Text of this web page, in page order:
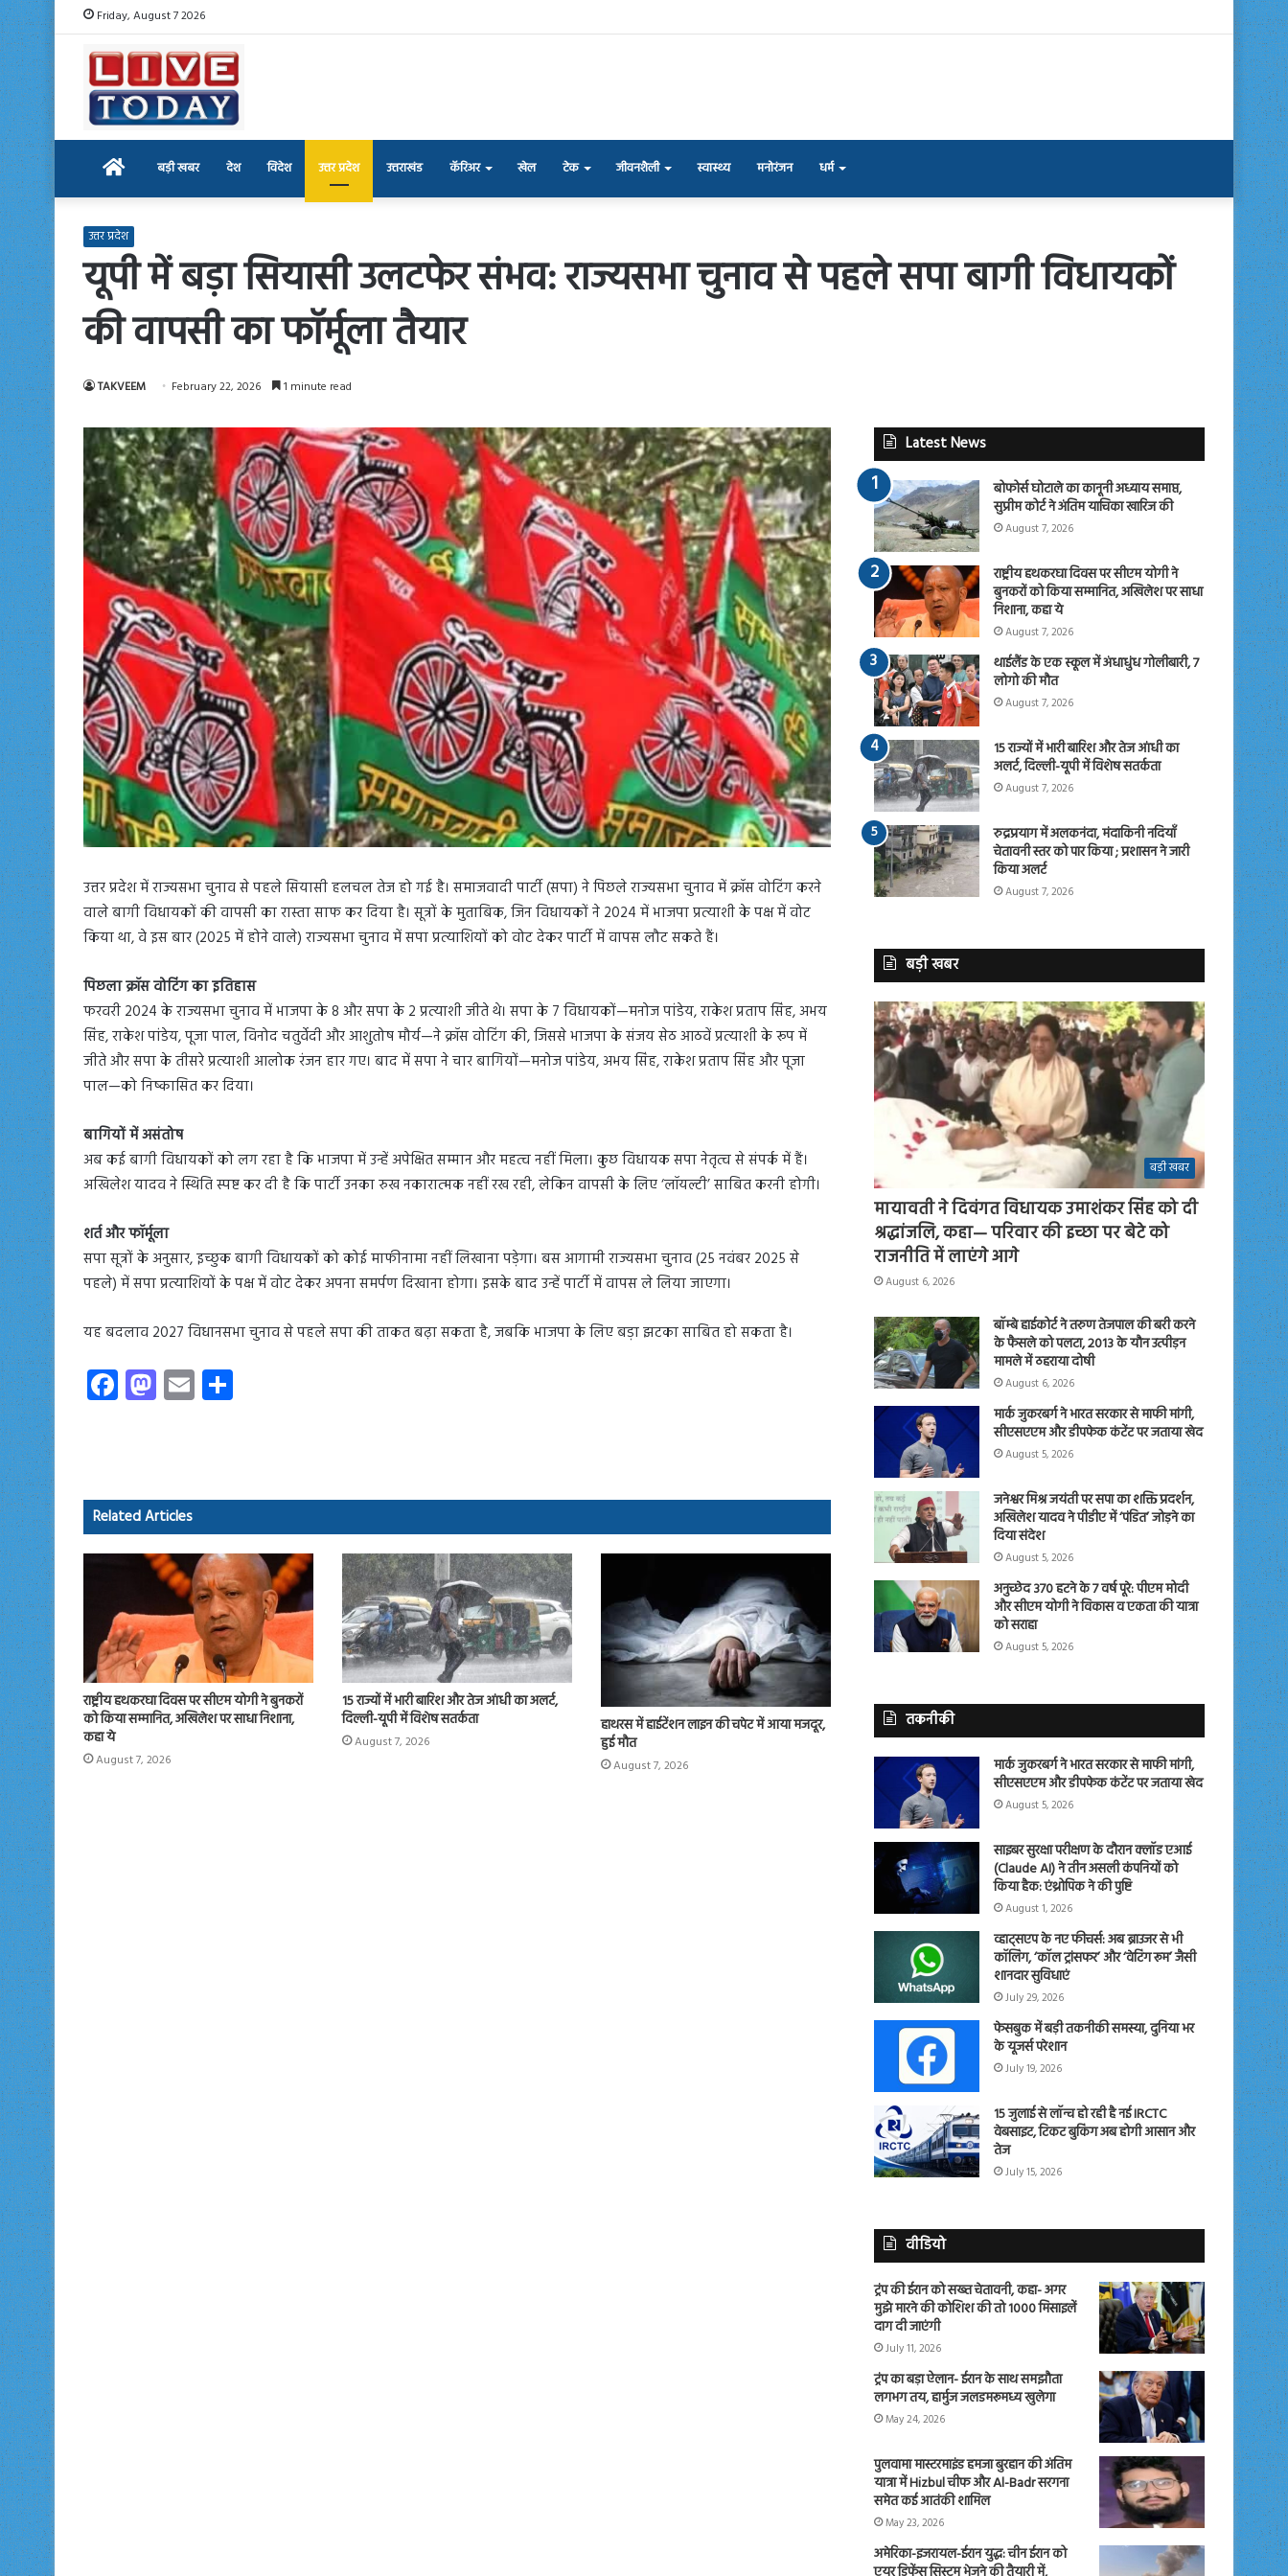
Friday, August 7 2026
Home बड़ी खबर देश विदेश उत्तर प्रदेश उत्तराखंड कॅरिअर खेल टेक जीवनशैली स्वास्थ्य मनोरंजन धर्म
उत्तर प्रदेश
यूपी में बड़ा सियासी उलटफेर संभव: राज्यसभा चुनाव से पहले सपा बागी विधायकों
की वापसी का फॉर्मूला तैयार
TAKVEEM February 22, 2026 1 minute read
उत्तर प्रदेश में राज्यसभा चुनाव से पहले सियासी हलचल तेज हो गई है। समाजवादी पार्टी (सपा) ने पिछले राज्यसभा चुनाव में क्रॉस वोटिंग करने
वाले बागी विधायकों की वापसी का रास्ता साफ कर दिया है। सूत्रों के मुताबिक, जिन विधायकों ने 2024 में भाजपा प्रत्याशी के पक्ष में वोट
किया था, वे इस बार (2025 में होने वाले) राज्यसभा चुनाव में सपा प्रत्याशियों को वोट देकर पार्टी में वापस लौट सकते हैं।
पिछला क्रॉस वोटिंग का इतिहास
फरवरी 2024 के राज्यसभा चुनाव में भाजपा के 8 और सपा के 2 प्रत्याशी जीते थे। सपा के 7 विधायकों—मनोज पांडेय, राकेश प्रताप सिंह, अभय
सिंह, राकेश पांडेय, पूजा पाल, विनोद चतुर्वेदी और आशुतोष मौर्य—ने क्रॉस वोटिंग की, जिससे भाजपा के संजय सेठ आठवें प्रत्याशी के रूप में
जीते और सपा के तीसरे प्रत्याशी आलोक रंजन हार गए। बाद में सपा ने चार बागियों—मनोज पांडेय, अभय सिंह, राकेश प्रताप सिंह और पूजा
पाल—को निष्कासित कर दिया।
बागियों में असंतोष
अब कई बागी विधायकों को लग रहा है कि भाजपा में उन्हें अपेक्षित सम्मान और महत्व नहीं मिला। कुछ विधायक सपा नेतृत्व से संपर्क में हैं।
अखिलेश यादव ने स्थिति स्पष्ट कर दी है कि पार्टी उनका रुख नकारात्मक नहीं रख रही, लेकिन वापसी के लिए ‘लॉयल्टी’ साबित करनी होगी।
शर्त और फॉर्मूला
सपा सूत्रों के अनुसार, इच्छुक बागी विधायकों को कोई माफीनामा नहीं लिखाना पड़ेगा। बस आगामी राज्यसभा चुनाव (25 नवंबर 2025 से
पहले) में सपा प्रत्याशियों के पक्ष में वोट देकर अपना समर्पण दिखाना होगा। इसके बाद उन्हें पार्टी में वापस ले लिया जाएगा।
यह बदलाव 2027 विधानसभा चुनाव से पहले सपा की ताकत बढ़ा सकता है, जबकि भाजपा के लिए बड़ा झटका साबित हो सकता है।
Fa
ce
ok
M
as
o
n
E
m
Related Articles
राष्ट्रीय हथकरघा दिवस पर सीएम योगी ने बुनकरों
को किया सम्मानित, अखिलेश पर साधा निशाना,
कहा ये
August 7, 2026
15 राज्यों में भारी बारिश और तेज आंधी का अलर्ट,
दिल्ली-यूपी में विशेष सतर्कता
August 7, 2026
हाथरस में हाईटेंशन लाइन की चपेट में आया मजदूर,
हुई मौत
August 7, 2026
Latest News
बोफोर्स घोटाले का कानूनी अध्याय समाप्त,
सुप्रीम कोर्ट ने अंतिम याचिका खारिज की
August 7, 2026
राष्ट्रीय हथकरघा दिवस पर सीएम योगी ने
बुनकरों को किया सम्मानित, अखिलेश पर साधा
निशाना, कहा ये
August 7, 2026
थाईलैंड के एक स्कूल में अंधाधुंध गोलीबारी, 7
लोगो की मौत
August 7, 2026
15 राज्यों में भारी बारिश और तेज आंधी का
अलर्ट, दिल्ली-यूपी में विशेष सतर्कता
August 7, 2026
रुद्रप्रयाग में अलकनंदा, मंदाकिनी नदियाँ
चेतावनी स्तर को पार किया ; प्रशासन ने जारी
किया अलर्ट
August 7, 2026
बड़ी खबर
बड़ी खबर
मायावती ने दिवंगत विधायक उमाशंकर सिंह को दी
श्रद्धांजलि, कहा— परिवार की इच्छा पर बेटे को
राजनीति में लाएंगे आगे
August 6, 2026
बॉम्बे हाईकोर्ट ने तरुण तेजपाल की बरी करने
के फैसले को पलटा, 2013 के यौन उत्पीड़न
मामले में ठहराया दोषी
August 6, 2026
मार्क जुकरबर्ग ने भारत सरकार से माफी मांगी,
सीएसएएम और डीपफेक कंटेंट पर जताया खेद
August 5, 2026
जनेश्वर मिश्र जयंती पर सपा का शक्ति प्रदर्शन,
अखिलेश यादव ने पीडीए में ‘पंडित’ जोड़ने का
दिया संदेश
August 5, 2026
अनुच्छेद 370 हटने के 7 वर्ष पूरे: पीएम मोदी
और सीएम योगी ने विकास व एकता की यात्रा
को सराहा
August 5, 2026
तकनीकी
मार्क जुकरबर्ग ने भारत सरकार से माफी मांगी,
सीएसएएम और डीपफेक कंटेंट पर जताया खेद
August 5, 2026
साइबर सुरक्षा परीक्षण के दौरान क्लॉड एआई
(Claude AI) ने तीन असली कंपनियों को
किया हैक: एंथ्रोपिक ने की पुष्टि
August 1, 2026
व्हाट्सएप के नए फीचर्स: अब ब्राउजर से भी
कॉलिंग, ‘कॉल ट्रांसफर’ और ‘वेटिंग रूम’ जैसी
शानदार सुविधाएं
July 29, 2026
फेसबुक में बड़ी तकनीकी समस्या, दुनिया भर
के यूजर्स परेशान
July 19, 2026
15 जुलाई से लॉन्च हो रही है नई IRCTC
वेबसाइट, टिकट बुकिंग अब होगी आसान और
तेज
July 15, 2026
वीडियो
ट्रंप की ईरान को सख्त चेतावनी, कहा- अगर
मुझे मारने की कोशिश की तो 1000 मिसाइलें
दाग दी जाएंगी
July 11, 2026
ट्रंप का बड़ा ऐलान- ईरान के साथ समझौता
लगभग तय, हार्मुज जलडमरूमध्य खुलेगा
May 24, 2026
पुलवामा मास्टरमाइंड हमजा बुरहान की अंतिम
यात्रा में Hizbul चीफ और Al-Badr सरगना
समेत कई आतंकी शामिल
May 23, 2026
अमेरिका-इजरायल-ईरान युद्ध: चीन ईरान को